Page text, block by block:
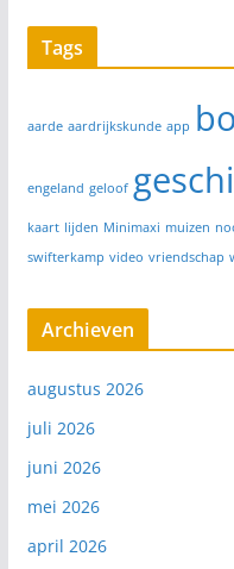
Tags
aarde aardrijkskunde app
engeland geloof
kaart lijden Minimaxi muizen
swifterkamp video vriendschap
Archieven
augustus 2026
juli 2026
juni 2026
mei 2026
april 2026